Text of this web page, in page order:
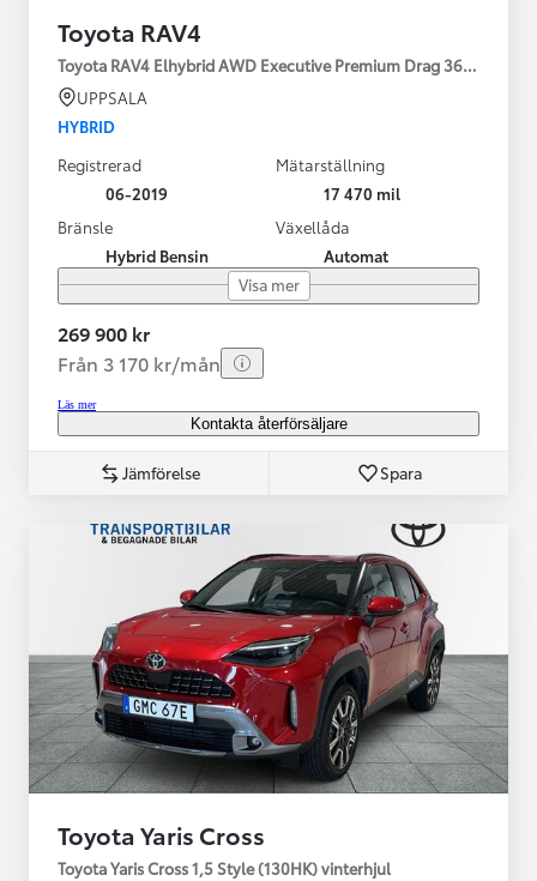
Toyota RAV4
Toyota RAV4 Elhybrid AWD Executive Premium Drag 360-kamera
UPPSALA
HYBRID
Registrerad
06-2019
Mätarställning
17 470 mil
Bränsle
Hybrid Bensin
Växellåda
Automat
Visa mer
269 900 kr
Från 3 170 kr/mån
Läs mer
Kontakta återförsäljare
Jämförelse Spara
Toyota Yaris Cross
Toyota Yaris Cross 1,5 Style (130HK) vinterhjul